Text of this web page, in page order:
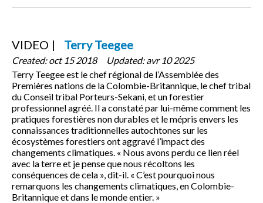
VIDEO Terry Teegee
Created:oct 15 2018 Updated:avr 10 2025
Terry Teegee est le chef régional de l’Assemblée des
Premières nations de la Colombie-Britannique, le chef tribal
du Conseil tribal Porteurs-Sekani, et un forestier
professionnel agréé. Il a constaté par lui-même comment les
pratiques forestières non durables et le mépris envers les
connaissances traditionnelles autochtones sur les
écosystèmes forestiers ont aggravé l’impact des
changements climatiques. « Nous avons perdu ce lien réel
avec la terre et je pense que nous récoltons les
conséquences de cela », dit-il. « C’est pourquoi nous
remarquons les changements climatiques, en Colombie-
Britannique et dans le monde entier. »